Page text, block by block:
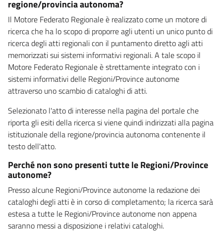
regione/provincia autonoma?
Il Motore Federato Regionale è realizzato come un motore di
ricerca che ha lo scopo di proporre agli utenti un unico punto di
ricerca degli atti regionali con il puntamento diretto agli atti
memorizzati sui sistemi informativi regionali. A tale scopo il
Motore Federato Regionale è strettamente integrato con i
sistemi informativi delle Regioni/Province autonome
attraverso uno scambio di cataloghi di atti.
Selezionato l'atto di interesse nella pagina del portale che
riporta gli esiti della ricerca si viene quindi indirizzati alla pagina
istituzionale della regione/provincia autonoma contenente il
testo dell'atto.
Perché non sono presenti tutte le Regioni/Province
autonome?
Presso alcune Regioni/Province autonome la redazione dei
cataloghi degli atti è in corso di completamento; la ricerca sarà
estesa a tutte le Regioni/Province autonome non appena
saranno messi a disposizione i relativi cataloghi.